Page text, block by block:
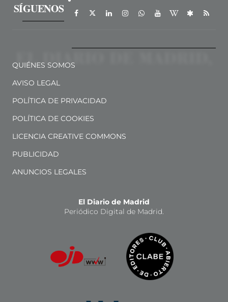
SÍGUENOS
QUIÉNES SOMOS
AVISO LEGAL
POLÍTICA DE PRIVACIDAD
POLÍTICA DE COOKIES
LICENCIA CREATIVE COMMONS
PUBLICIDAD
ANUNCIOS LEGALES
El Diario de Madrid
Periódico Digital de Madrid.